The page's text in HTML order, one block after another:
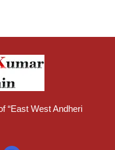
“East West Andheri